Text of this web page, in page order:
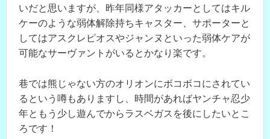
いだと思いますが、昨年同様アタッカーとしてはキル
ケーのような弱体解除持ちキャスター、サポーターと
してはアスクレピオスやジャンヌといった弱体ケアが
可能なサーヴァントがいるとかなり楽です。
巷では熊じゃない方のオリオンにボコボコにされてい
るという噂もありますし、時間があればヤンチャ忍少
年ともう少し遊んでからラスベガスを後にしたいとこ
ろです！